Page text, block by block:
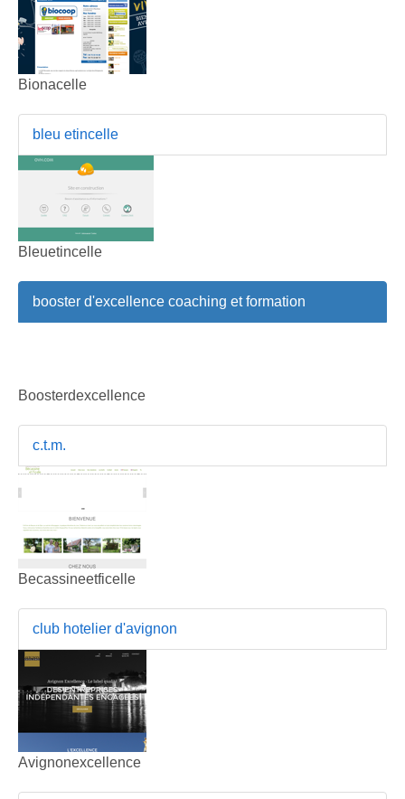
Bionacelle
bleu etincelle
Bleuetincelle
booster d'excellence coaching et formation
Boosterdexcellence
c.t.m.
Becassineetficelle
club hotelier d'avignon
Avignonexcellence